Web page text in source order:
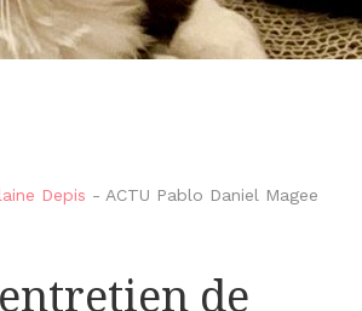
Depis - ACTU Pablo Daniel Magee
de